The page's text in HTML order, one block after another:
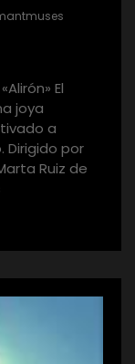
El
joya
a
por
Ruiz de